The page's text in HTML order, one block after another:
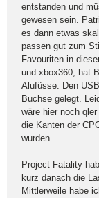
entstanden und
gewesen sein.
es dann etwas
passen gut zum
Favouriten in
und xbox360, hat
Alufüsse. Den
Buchse gelegt.
wäre hier noch
die Kanten der
wurden.
Project Fatality
kurz danach die
Mittlerweile habe